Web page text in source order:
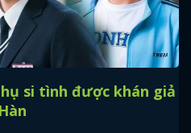
si tình được khán giả